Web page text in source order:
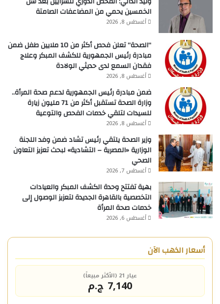
الخمسين يحمي من المضاعفات الصامتة
أغسطس 8, 2026
“الصحة” تعلن فحص أكثر من 10 ملايين طفل ضمن
مبادرة رئيس الجمهورية للكشف المبكر وعلاج
فقدان السمع لدى حديثي الولادة
أغسطس 8, 2026
ضمن مبادرة رئيس الجمهورية لدعم صحة المرأة..
وزارة الصحة تستقبل أكثر من 71 مليون زيارة
للسيدات لتلقي خدمات الفحص والتوعية
أغسطس 8, 2026
وزير الصحة يلتقي رئيس تشاد ضمن وفد اللجنة
الوزارية «المصرية – التشادية» لبحث تعزيز التعاون
الصحي
أغسطس 7, 2026
بهية تفتتح وحدة الكشف المبكر والعيادات
التخصصية بالقاهرة الجديدة لتعزيز الوصول إلى
خدمات صحة المرأة
أغسطس 6, 2026
أسعار الذهب الآن
عيار 21 (الأكثر مبيعاً)
7,140 ج.م